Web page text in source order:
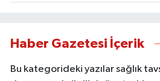
Haber Gazetesi İçerik
Bu kategorideki yazılar sağlık